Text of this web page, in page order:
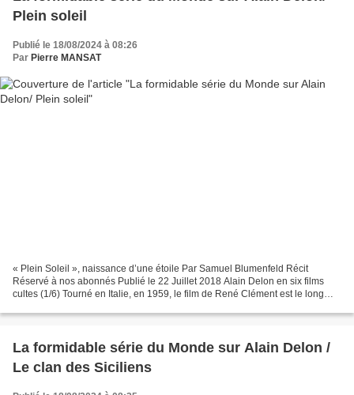
Plein soleil
Publié le 18/08/2024 à 08:26
Par Pierre MANSAT
« Plein Soleil », naissance d’une étoile Par Samuel Blumenfeld Récit
Réservé à nos abonnés Publié le 22 Juillet 2018 Alain Delon en six films
cultes (1/6) Tourné en Italie, en 1959, le film de René Clément est le long
La formidable série du Monde sur Alain Delon /
Le clan des Siciliens